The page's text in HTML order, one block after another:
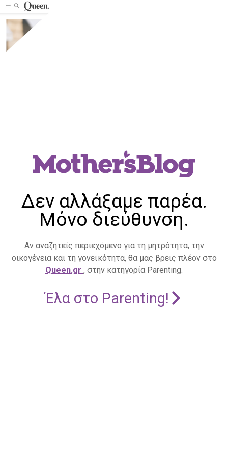
Δεν αλλάξαμε παρέα.
Μόνο διεύθυνση.
Αν αναζητείς περιεχόμενο για τη μητρότητα, την
οικογένεια και τη γονεϊκότητα, θα μας βρεις πλέον στο
Queen.gr , στην κατηγορία Parenting.
Έλα στο Parenting!